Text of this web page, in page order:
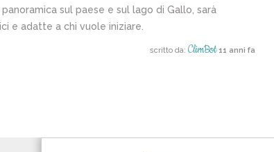
sul paese e sul lago di Gallo, sarà
e adatte a chi vuole iniziare.
scritto da:ClimBot 11 anni fa